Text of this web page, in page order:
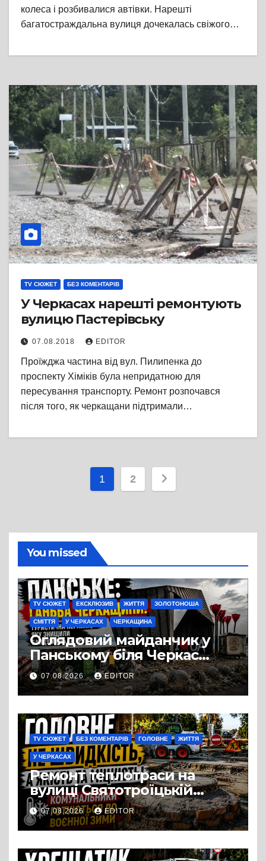
колеса і розбивалися автівки. Нарешті
багатостраждальна вулиця дочекалась свіжого…
TV СЮЖЕТ БЕЗ КОМЕНТАРІВ
У Черкасах нарешті ремонтують
вулицю Пастерівську
07.08.2018 EDITOR
Проїжджа частина від вул. Пилипенка до
проспекту Хіміків була непридатною для
пересування транспорту. Ремонт розпочався
після того, як черкащани підтримали…
Пагінація
1 2
You missed
TV СЮЖЕТ ЕКСКЛЮЗИВ ЖИТТЯ ЗОЛОТОНОША
СМІТТЯ У ЧЕРКАСАХ ЧЕРКАЩИНА
Оглядовий майданчик у
Панському біля Черкас
перетворився на занедбане
сміттєзвалище
07.08.2026 EDITOR
TV СЮЖЕТ БЕЗ КОМЕНТАРІВ ГОЛОВНЕ ЖИТТЯ
У ЧЕРКАСАХ
Ремонт теплотраси на
вулиці Святотроїцькій
затягнувся порівняно із
запланованими термінами.
Вулицю досі не відкрили
для руху
07.08.2026 EDITOR